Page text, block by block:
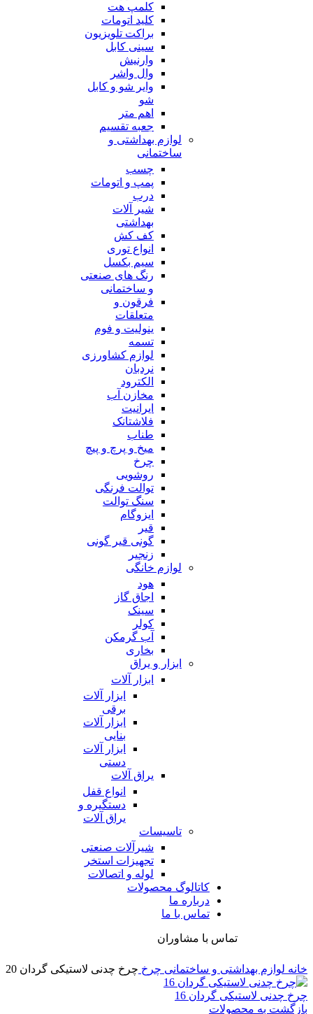
کلمپ هت
کلید اتومات
براکت تلویزیون
سینی کابل
وارنیش
وال واشر
وایر شو و کابل
شو
اهم متر
جعبه تقسیم
لوازم بهداشتی و
ساختمانی
چسب
پمپ و اتومات
درب
شیر آلات
بهداشتی
کف کش
انواع توری
سیم بکسل
رنگ های صنعتی
و ساختمانی
فرقون و
متعلقات
ینولیت و فوم
تسمه
لوازم کشاورزی
نردبان
الکترود
مخازن آب
ایرانیت
فلاشتانک
طناب
میخ و پرچ و پیچ
چرخ
روشویی
توالت فرنگی
سنگ توالت
ایزوگام
قیر
گونی قیر گونی
زنجیر
لوازم خانگی
هود
اجاق گاز
سینک
کولر
آب گرمکن
بخاری
ابزار و یراق
ابزار آلات
ابزار آلات
برقی
ابزار آلات
بنایی
ابزار آلات
دستی
یراق آلات
انواع قفل
دستگیره و
یراق آلات
تاسیسات
شیرآلات صنعتی
تجهیزات استخر
لوله و اتصالات
کاتالوگ محصولات
درباره ما
تماس با ما
تماس با مشاوران
خانه لوازم بهداشتی و ساختمانی چرخ چرخ چدنی لاستیکی گردان 20
چرخ چدنی لاستیکی گردان 16
بازگشت به محصولات